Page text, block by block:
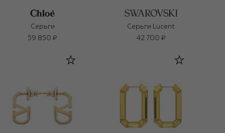
Серьги
59 850 ₽
Серьги Lucent
42 700 ₽